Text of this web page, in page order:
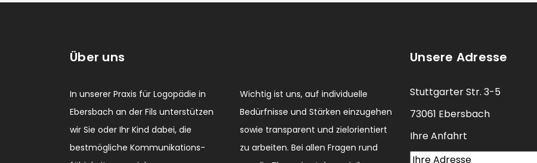
Über uns
In unserer Praxis für Logopädie in
Ebersbach an der Fils unterstützen
wir Sie oder Ihr Kind dabei, die
bestmögliche Kommunikations-
Wichtig ist uns, auf individuelle
Bedürfnisse und Stärken einzugehen
sowie transparent und zielorientiert
zu arbeiten. Bei allen Fragen rund
Unsere Adresse
Stuttgarter Str. 3-5
73061 Ebersbach
Ihre Anfahrt